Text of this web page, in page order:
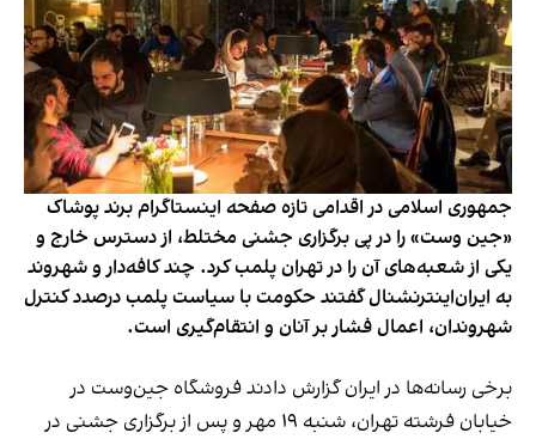
جمهوری اسلامی در اقدامی تازه صفحه اینستاگرام برند پوشاک
«جین وست» را در پی برگزاری جشنی مختلط، از دسترس خارج و
یکی از شعبه‌های آن را در تهران پلمب کرد. چند کافه‌‌دار و شهروند
به ایران‌اینترنشنال گفتند حکومت با سیاست پلمب درصدد کنترل
شهروندان، اعمال فشار بر آنان و انتقام‌گیری است.
برخی رسانه‌ها در ایران گزارش دادند فروشگاه جین‌وست در
خیابان فرشته تهران، شنبه ۱۹ مهر و پس از برگزاری جشنی در